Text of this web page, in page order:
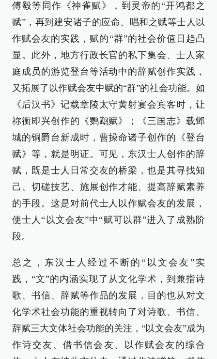
傅毅等同作《神雀赋》，到灵帝的“开鸿都之
赋”，再到建安诸子的应命、唱和之赋等士人以
作赋会友的实践，赋的“群”的社会价值日趋凸
显。此外，地方行政长官的私下集会、士人家
庭成员的游览登台等活动中的辞赋创作实践，
又拓展了以作赋会友中赋的“群”的社会功能。如
《后汉书》记载章陵太守黄射宴会宾客时，让
祢衡即兴创作的《鹦鹉赋》；《三国志》载邺
城的铜爵台新成时，曹操命诸子创作的《登台
赋》等，就是明证。可见，东汉士人创作的辞
赋，既是士人日常交友的桥梁，也是其寻找知
己、切磋技艺、施展创作才能、提高辞赋素养
的手段。这是对前代士人以作赋会友的发展，
使士人“以文会友”中“赋可以群”进入了成熟阶
段。
总之，东汉士人经过不断的“以文会友”实
践，“文”的内涵实现了从文化学术，到兼指诗
歌、书信、辞赋等作品的发展，目的也从对文
化学术社会功能的重视转向了对诗歌、书信、
辞赋三大文体社会功能的关注，“以文会友”成为
作诗交友、借书信会友、以作赋会友的综合